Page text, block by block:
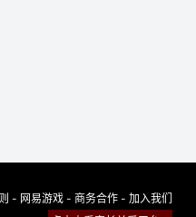
- 网易游戏 - 商务合作 - 加入我们